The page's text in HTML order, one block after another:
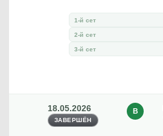
1-й сет
2-й сет
3-й сет
18.05.2026
ЗАВЕРШЁН
В